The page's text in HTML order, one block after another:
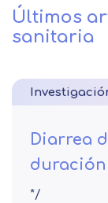
Últimos
sanitaria
Diarrea
*/